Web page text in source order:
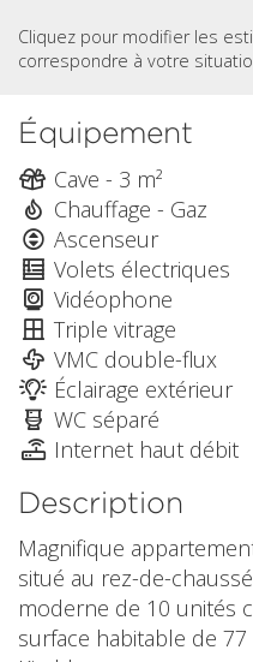
Cliquez pour modifier les
correspondre à votre
Équipement
Cave - 3 m²
Chauffage - Gaz
Ascenseur
Volets électriques
Vidéophone
Triple vitrage
VMC double-flux
Éclairage extérieur
WC séparé
Internet haut débit
Description
Magnifique
situé au rez-de-
moderne de 10 unités
surface habitable de